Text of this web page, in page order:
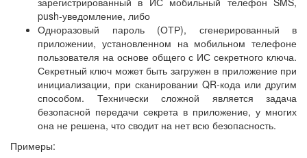
push-уведомление, либо
Одноразовый пароль (ОТР), сгенерированный в
приложении, установленном на мобильном телефоне
пользователя на основе общего с ИС секретного ключа.
Секретный ключ может быть загружен в приложение при
инициализации, при сканировании QR-кода или другим
способом. Технически сложной является задача
безопасной передачи секрета в приложение, у многих
она не решена, что сводит на нет всю безопасность.
Примеры: